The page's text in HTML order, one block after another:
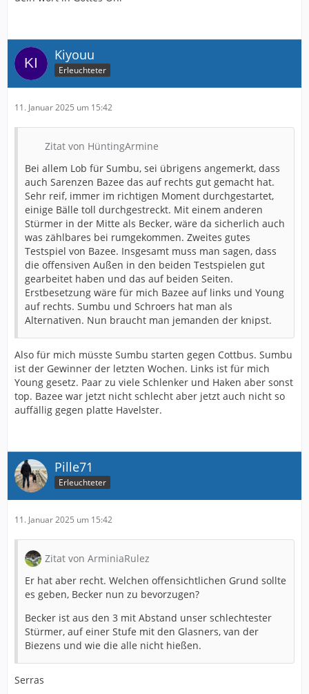
Kiyouu
Erleuchteter
11. Januar 2025 um 15:42
Zitat von HüntingArmine
Bei allem Lob für Sumbu, sei übrigens angemerkt, dass
auch Sarenzen Bazee das auf rechts gut gemacht hat.
Sehr reif, immer im richtigen Moment durchgestartet,
einige Bälle toll durchgestreckt. Mit einem anderen
Stürmer in der Mitte als Becker, wäre da sicherlich auch
was zählbares bei rumgekommen. Zweites gutes
Testspiel von Bazee. Insgesamt muss man sagen, dass
die offensiven Außen in den beiden Testspielen gut
gearbeitet haben und das auf beiden Seiten.
Erstbesetzung wäre für mich Bazee auf links und Young
auf rechts. Sumbu und Schroers hat man als
Alternativen. Nun braucht man jemanden der knipst.
Also für mich müsste Sumbu starten gegen Cottbus. Sumbu
ist der Gewinner der letzten Wochen. Links ist für mich
Young gesetz. Paar zu viele Schlenker und Haken aber sonst
top. Bazee war jetzt nicht schlecht aber jetzt auch nicht so
auffällig gegen platte Havelster.
Pille71
Erleuchteter
11. Januar 2025 um 15:42
Zitat von ArminiaRulez
Er hat aber recht. Welchen offensichtlichen Grund sollte
es geben, Becker nun zu bevorzugen?
Becker ist aus den 3 mit Abstand unser schlechtester
Stürmer, auf einer Stufe mit den Glasners, van der
Biezens und wie die alle nicht hießen.
Serras